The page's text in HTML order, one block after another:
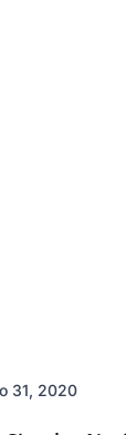
nos custos
31, 2020